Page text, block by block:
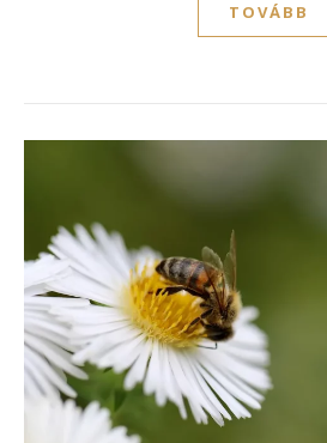
TOVÁBB